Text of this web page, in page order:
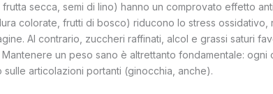
secca, semi di lino) hanno un comprovato effetto
colorate, frutti di bosco) riducono lo stress ossidativo,
Al contrario, zuccheri raffinati, alcol e grassi saturi
un peso sano è altrettanto fondamentale: ogni
sulle articolazioni portanti (ginocchia, anche).